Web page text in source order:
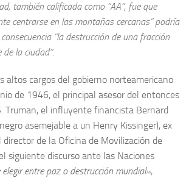
también calificada como “AA”, fue que
centrarse en las montañas cercanas” podría
“la destrucción de una fracción
la ciudad”.
altos cargos del gobierno norteamericano
de 1946, el principal asesor del entonces
Truman, el influyente financista Bernard
asemejable a un Henry Kissinger), ex
director de la Oficina de Movilización de
siguiente discurso ante las Naciones
elegir entre paz o destrucción mundial»,